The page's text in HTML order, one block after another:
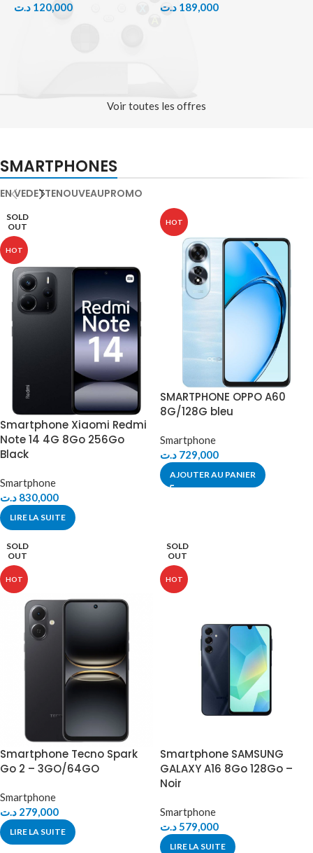
120,000 د.ت
189,000 د.ت
Voir toutes les offres
SMARTPHONES
EN VEDETTENOUVEAUPROMO
SOLD
OUT
HOT
Smartphone Xiaomi Redmi
Note 14 4G 8Go 256Go
Black
Smartphone
830,000 د.ت
LIRE LA SUITE
HOT
SMARTPHONE OPPO A60
8G/128G bleu
Smartphone
729,000 د.ت
AJOUTER AU PANIER
SOLD
OUT
HOT
Smartphone Tecno Spark
Go 2 – 3GO/64GO
Smartphone
279,000 د.ت
LIRE LA SUITE
SOLD
OUT
HOT
Smartphone SAMSUNG
GALAXY A16 8Go 128Go –
Noir
Smartphone
579,000د.ت
LIRE LA SUITE